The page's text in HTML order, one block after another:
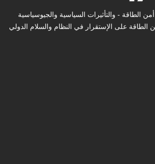
الطاقة - والتأثیرات السیاسیة والجیوسیاسیة
الطاقة على الإستقرار في النظام والسلام الدولي